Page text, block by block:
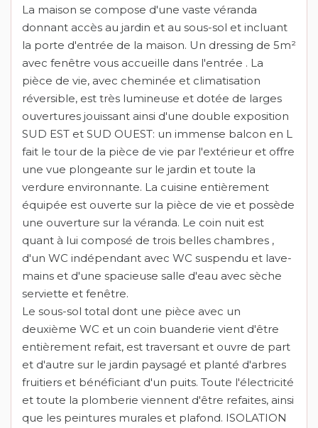
La maison se compose d'une vaste véranda
donnant accès au jardin et au sous-sol et incluant
la porte d'entrée de la maison. Un dressing de 5m²
avec fenêtre vous accueille dans l'entrée . La
pièce de vie, avec cheminée et climatisation
réversible, est très lumineuse et dotée de larges
ouvertures jouissant ainsi d'une double exposition
SUD EST et SUD OUEST: un immense balcon en L
fait le tour de la pièce de vie par l'extérieur et offre
une vue plongeante sur le jardin et toute la
verdure environnante. La cuisine entièrement
équipée est ouverte sur la pièce de vie et possède
une ouverture sur la véranda. Le coin nuit est
quant à lui composé de trois belles chambres ,
d'un WC indépendant avec WC suspendu et lave-
mains et d'une spacieuse salle d'eau avec sèche
serviette et fenêtre.
Le sous-sol total dont une pièce avec un
deuxième WC et un coin buanderie vient d'être
entièrement refait, est traversant et ouvre de part
et d'autre sur le jardin paysagé et planté d'arbres
fruitiers et bénéficiant d'un puits. Toute l'électricité
et toute la plomberie viennent d'être refaites, ainsi
que les peintures murales et plafond. ISOLATION